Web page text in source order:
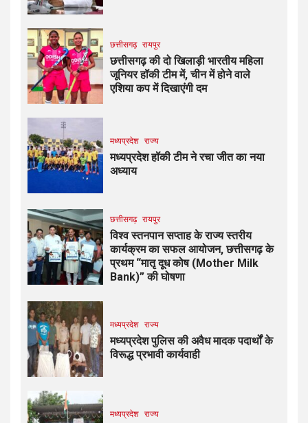
छत्तीसगढ़ रायपुर
छत्तीसगढ़ की दो खिलाड़ी भारतीय महिला
जूनियर हॉकी टीम में, चीन में होने वाले
एशिया कप में दिखाएंगी दम
मध्यप्रदेश राज्य
मध्यप्रदेश हॉकी टीम ने रचा जीत का नया
अध्याय
छत्तीसगढ़ रायपुर
विश्व स्तनपान सप्ताह के राज्य स्तरीय
कार्यक्रम का सफल आयोजन, छत्तीसगढ़ के
प्रथम “मातृ दूध कोष (Mother Milk
Bank)” की घोषणा
मध्यप्रदेश राज्य
मध्यप्रदेश पुलिस की अवैध मादक पदार्थों के
विरूद्ध प्रभावी कार्यवाही
मध्यप्रदेश राज्य